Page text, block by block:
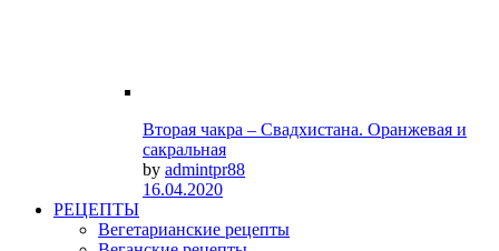
Вторая чакра – Свадхистана. Оранжевая и
сакральная
by admintpr88
16.04.2020
РЕЦЕПТЫ
Вегетарианские рецепты